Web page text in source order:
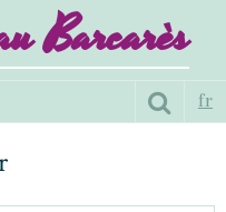
Barcarès
fr